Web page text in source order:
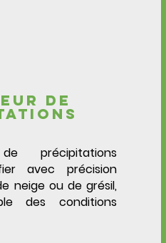
de
précipitations
avec précision
neige ou de grésil,
des conditions